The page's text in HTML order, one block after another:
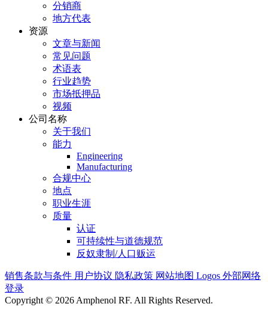
分销商
地方代表
资源
文章与新闻
常见问题
术语表
行业趋势
市场抵押品
视频
公司名称
关于我们
能力
Engineering
Manufacturing
合规中心
地点
职业生涯
质量
认证
可持续性与道德规范
反奴隶制/人口贩运
销售条款与条件 用户协议 隐私政策 网站地图 Logos 外部网络
登录
Copyright © 2026 Amphenol RF. All Rights Reserved.